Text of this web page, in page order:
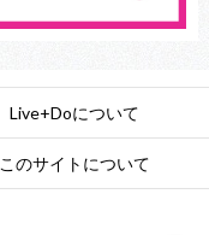
Live+Doについて
このサイトについて